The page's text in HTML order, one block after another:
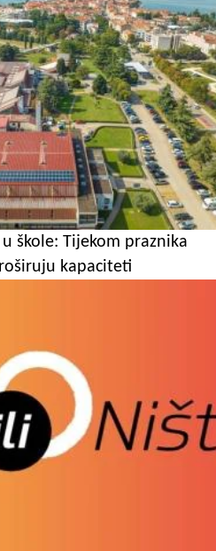
škole: Tijekom praznika
kapaciteti